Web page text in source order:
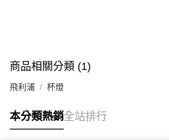
商品相關分類 (1)
飛利浦 杯燈
本分類熱銷全站排行